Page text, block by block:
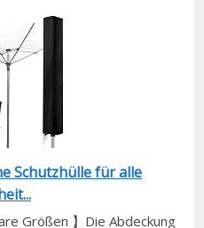
Schutzhülle für alle
Größen 】Die Abdeckung